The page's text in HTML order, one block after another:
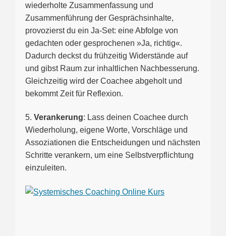
wiederholte Zusammenfassung und
Zusammenführung der Gesprächsinhalte,
provozierst du ein Ja-Set: eine Abfolge von
gedachten oder gesprochenen »Ja, richtig«.
Dadurch deckst du frühzeitig Widerstände auf
und gibst Raum zur inhaltlichen Nachbesserung.
Gleichzeitig wird der Coachee abgeholt und
bekommt Zeit für Reflexion.
5. Verankerung: Lass deinen Coachee durch
Wiederholung, eigene Worte, Vorschläge und
Assoziationen die Entscheidungen und nächsten
Schritte verankern, um eine Selbstverpflichtung
einzuleiten.